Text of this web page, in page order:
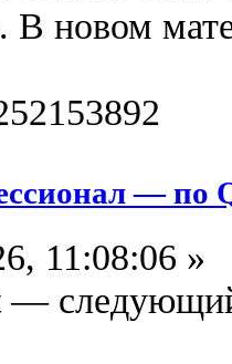
В новом
— по
11:08:06 »
—